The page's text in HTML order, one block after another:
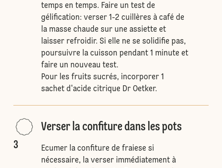
temps en temps. Faire un test de
gélification: verser 1-2 cuillères à café de
la masse chaude sur une assiette et
laisser refroidir. Si elle ne se solidifie pas,
poursuivre la cuisson pendant 1 minute et
faire un nouveau test.
Pour les fruits sucrés, incorporer 1
sachet d'acide citrique Dr Oetker.
3
Verser la confiture dans les pots
Ecumer la confiture de fraiese si
nécessaire, la verser immédiatement à